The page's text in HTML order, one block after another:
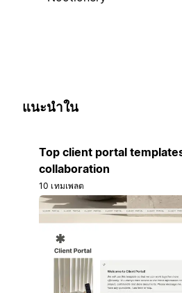
แนะนำใน
Top client portal
collaboration
10 เทมเพลต